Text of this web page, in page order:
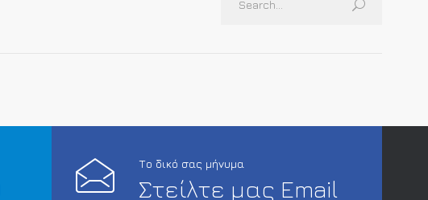
Το δικό σας μήνυμα
Στείλτε μας Email